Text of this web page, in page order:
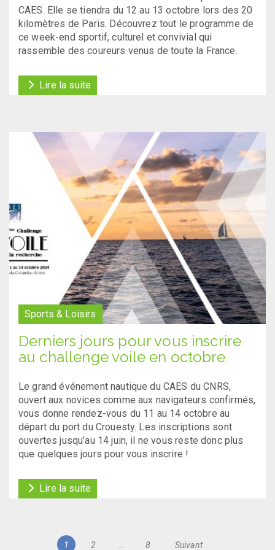
CAES. Elle se tiendra du 12 au 13 octobre lors des 20
kilomètres de Paris. Découvrez tout le programme de
ce week-end sportif, culturel et convivial qui
rassemble des coureurs venus de toute la France.
Lire la suite
Sports & Loisirs
Derniers jours pour vous inscrire
au challenge voile en octobre
Le grand événement nautique du CAES du CNRS,
ouvert aux novices comme aux navigateurs confirmés,
vous donne rendez-vous du 11 au 14 octobre au
départ du port du Crouesty. Les inscriptions sont
ouvertes jusqu’au 14 juin, il ne vous reste donc plus
que quelques jours pour vous inscrire !
Lire la suite
Page
1 Page
2 Page
8 Suivant